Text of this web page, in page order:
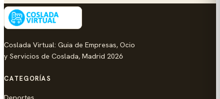
Coslada Virtual: Guia de Empresas, Ocio
y Servicios de Coslada, Madrid 2026
CATEGORÍAS